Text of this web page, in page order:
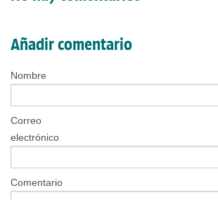
Añadir comentario
Nombre
Correo
electrónico
Comentario